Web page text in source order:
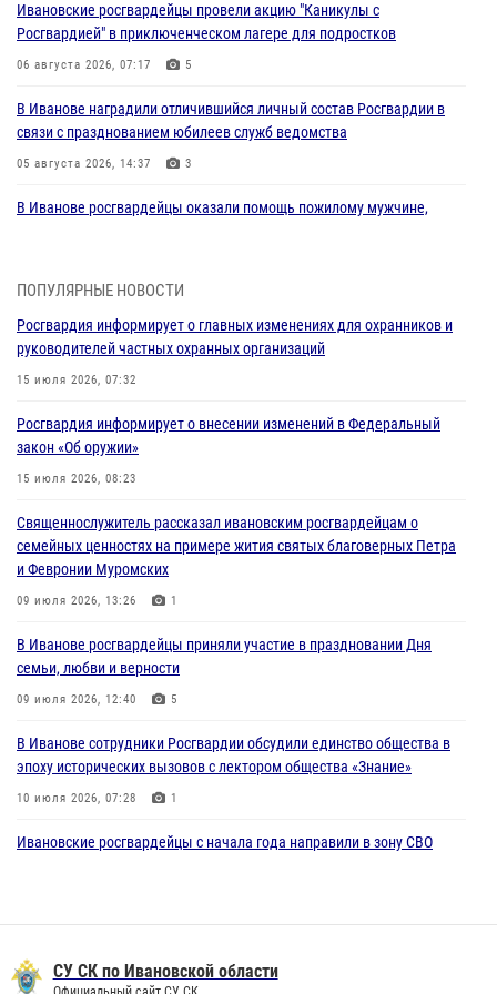
Ивановские росгвардейцы провели акцию "Каникулы с
Росгвардией" в приключенческом лагере для подростков
06 августа 2026, 07:17 5
В Иванове наградили отличившийся личный состав Росгвардии в
связи с празднованием юбилеев служб ведомства
05 августа 2026, 14:37 3
В Иванове росгвардейцы оказали помощь пожилому мужчине,
торжественных мероприятиях, посвященных празднованию Дня
Воздушно-десантных войск
02 августа 2026, 11:46
Мероприятия в рамках акции «Каникулы с Росгвардией»
продолжаются в Ивановской области
31 июля 2026, 11:08
В Ивановской области при содействии Росгвардии задержаны
подозреваемые в серии автомобильных краж
30 июля 2026, 12:41 2
празднования Дня Крещения Руси
28 июля 2026, 08:57 4
ПОПУЛЯРНЫЕ НОВОСТИ
Росгвардия информирует о главных изменениях для охранников и
руководителей частных охранных организаций
15 июля 2026, 07:32
Росгвардия информирует о внесении изменений в Федеральный
закон «Об оружии»
15 июля 2026, 08:23
Священнослужитель рассказал ивановским росгвардейцам о
семейных ценностях на примере жития святых благоверных Петра
и Февронии Муромских
09 июля 2026, 13:26 1
В Иванове росгвардейцы приняли участие в праздновании Дня
семьи, любви и верности
09 июля 2026, 12:40 5
В Иванове сотрудники Росгвардии обсудили единство общества в
эпоху исторических вызовов с лектором общества «Знание»
10 июля 2026, 07:28 1
Ивановские росгвардейцы с начала года направили в зону СВО
схожий с гранатой
СУ СК по Ивановской области